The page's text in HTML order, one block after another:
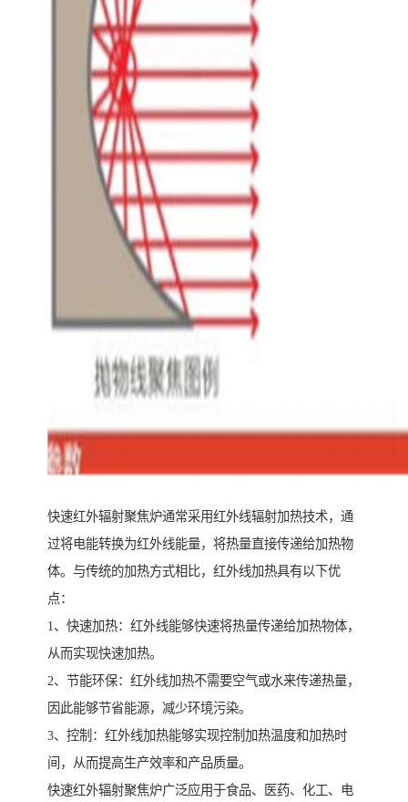
快速红外辐射聚焦炉通常采用红外线辐射加热技术，通
过将电能转换为红外线能量，将热量直接传递给加热物
体。与传统的加热方式相比，红外线加热具有以下优
点：
1、快速加热：红外线能够快速将热量传递给加热物体，
从而实现快速加热。
2、节能环保：红外线加热不需要空气或水来传递热量，
因此能够节省能源，减少环境污染。
3、控制：红外线加热能够实现控制加热温度和加热时
间，从而提高生产效率和产品质量。
快速红外辐射聚焦炉广泛应用于食品、医药、化工、电